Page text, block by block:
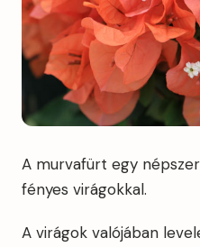
A murvafürt egy
fényes virágokkal.
A virágok valójában